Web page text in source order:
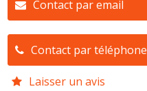
Contact par email
Contact par téléphone
Laisser un avis